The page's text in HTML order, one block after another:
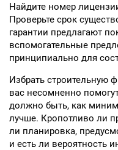
Найдите номер
Проверьте срок
гарантии предлагают
вспомогательные
принципиально для
Избрать строительную
вас несомненно
должно быть, как
лучше. Кропотливо ли
ли планировка,
и есть ли вероятность